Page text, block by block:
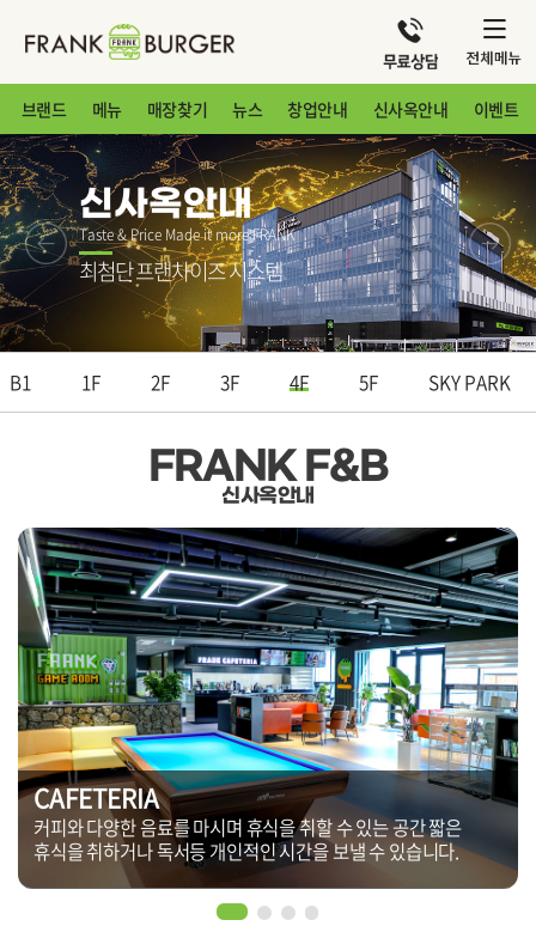
브랜드 메뉴 매장찾기 뉴스 창업안내 신사옥안내 이벤트
신사옥안내
Taste & Price Made it more FRANK
최첨단 프랜차이즈 시스템​
B1 1F 2F 3F 4F 5F SKY PARK
FRANK F&B
신사옥안내
CAFETERIA
커피와 다양한 음료를 마시며 휴식을 취할 수 있는 공간 짧은
휴식을 취하거나 독서등 개인적인 시간을 보낼 수 있습니다.